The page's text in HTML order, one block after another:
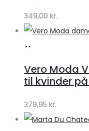
349,00 kr.
Klædeskabet.dk
Vero Moda
til kvinder
379,95 kr.